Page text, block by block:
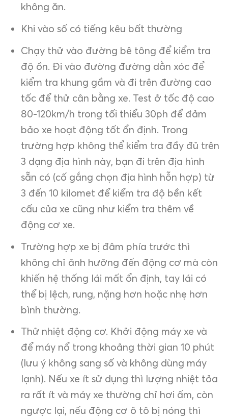
không ăn.
Khi vào số có tiếng kêu bất thường
Chạy thử vào đường bê tông để kiểm tra
độ ồn. Đi vào đường đường dằn xóc để
kiểm tra khung gầm và đi trên đường cao
tốc để thử cân bằng xe. Test ở tốc độ cao
80-120km/h trong tối thiểu 30ph để đảm
bảo xe hoạt động tốt ổn định. Trong
trường hợp không thể kiểm tra đầy đủ trên
3 dạng địa hình này, bạn đi trên địa hình
sẵn có (cố gắng chọn địa hình hỗn hợp) từ
3 đến 10 kilomet để kiểm tra độ bền kết
cấu của xe cũng như kiểm tra thêm về
động cơ xe.
Trường hợp xe bị đâm phía trước thì
không chỉ ảnh hưởng đến động cơ mà còn
khiến hệ thống lái mất ổn định, tay lái có
thể bị lệch, rung, nặng hơn hoặc nhẹ hơn
bình thường.
Thử nhiệt động cơ. Khởi động máy xe và
để máy nổ trong khoảng thời gian 10 phút
(lưu ý không sang số và không dùng máy
lạnh). Nếu xe ít sử dụng thì lượng nhiệt tỏa
ra rất ít và máy xe thường chỉ hơi ấm, còn
ngược lại, nếu động cơ ô tô bị nóng thì